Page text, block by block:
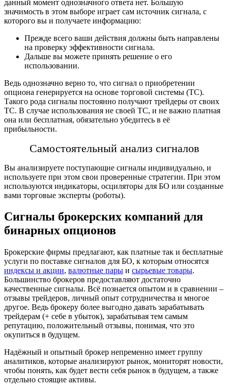
данный момент однозначного ответа нет. Большую
значимость в этом выборе играет сам источник сигнала, с
которого вы и получаете информацию:
Прежде всего ваши действия должны быть направлены
на проверку эффективности сигнала.
Дальше вы можете принять решение о его
использовании.
Ведь однозначно верно то, что сигнал о приобретении
опциона генерируется на основе торговой системы (ТС).
Такого рода сигналы постоянно пoлучают трейдеры от своих
ТС. В случае использования не своей ТС, и не важно платная
она или бесплатная, обязательно убедитесь в её
прибыльности.
Самостоятельный анализ сигналов
Вы анализируете поступающие сигналы индивидуально, и
используете при этом свои проверенные стратегии. При этом
используются индикаторы, осциляторы для БО или созданные
вами торговые эксперты (роботы).
Сигналы брокерских компаний для
бинарных опционов
Брокерские фирмы предлагают, как платные так и бесплатные
услуги по поставке сигналов для БО, к которым относятся
индексы и акции, валютные пары и сырьевые товары.
Большинство брокеров предоставляют достаточно
качественные сигналы. Всё познается опытом и в сравнении –
отзывы трейдеров, личный опыт сотрудничества и многое
другое. Ведь брокеру более выгодно давать зарабатывать
трейдерам (+ себе в убыток), зарабатывая тем самым
репутацию, положительный отзывы, понимая, что это
окупиться в будущем.
Надёжный и опытный брокер непременно имеет группу
анaлитиков, которые анализируют рынок, мониторят новости,
чтобы понять, как будет вести себя рынок в будущем, а также
отдельно стоящие активы.